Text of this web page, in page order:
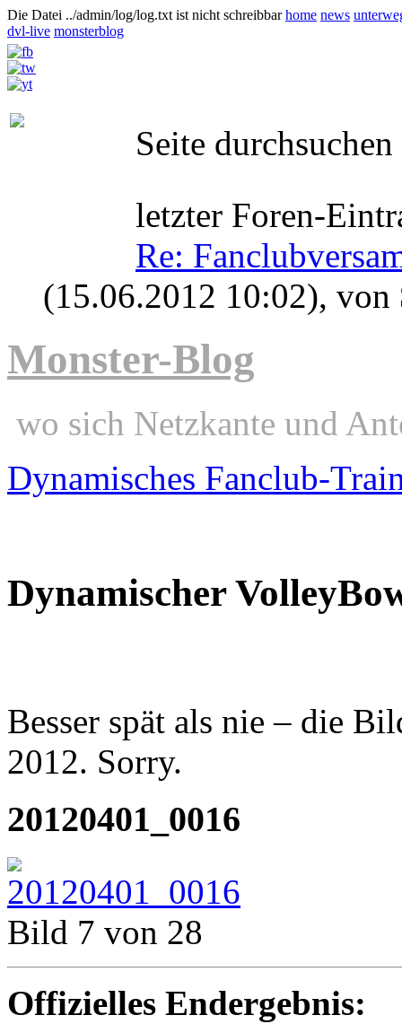
Die Datei ../admin/log/log.txt ist nicht schreibbarhome news
dvl-live monsterblog
Seite durchsuchen
letzter Foren-
Re:
(15.06.2012 10:02), von
Monster-Blog
wo sich Netzkante und
Dynamisches Fanclub-
Dynamischer
Besser spät als nie – die
2012. Sorry.
20120401_0016
Bild 7 von 28
Offizielles Endergebnis: